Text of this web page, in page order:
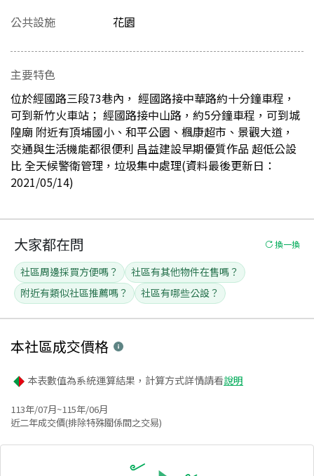
公共設施
花園
主要特色
位於經國路三段73巷內， 經國路接中華路約十分鐘車程，
可到新竹火車站； 經國路接中山路，約5分鐘車程，可到城
隍廟 附近有頂埔國小、和平公園、楓康超市、景觀大道，
交通與生活機能都很便利 昌益建設早期優質作品 超低公設
比 全天候警衛管理，垃圾集中處理(資料最後更新日：
2021/05/14)
大家都在問 換一換
社區周邊採買方便嗎？
社區有其他物件在售嗎？
附近有類似社區推薦嗎？
社區有哪些公設？
本社區成交價格
本表數值為系統運算結果，計算方式詳情請看說明
113年/07月~115年/06月
近二年成交價(排除特殊關係間之交易)